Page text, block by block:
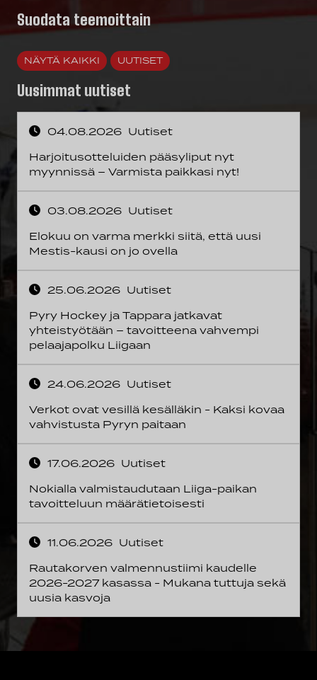
Suodata teemoittain
NÄYTÄ KAIKKI UUTISET
Uusimmat uutiset
04.08.2026 Uutiset
Harjoitusotteluiden pääsyliput nyt
myynnissä – Varmista paikkasi nyt!
03.08.2026 Uutiset
Elokuu on varma merkki siitä, että uusi
Mestis-kausi on jo ovella
25.06.2026 Uutiset
Pyry Hockey ja Tappara jatkavat
yhteistyötään – tavoitteena vahvempi
pelaajapolku Liigaan
24.06.2026 Uutiset
Verkot ovat vesillä kesälläkin - Kaksi kovaa
vahvistusta Pyryn paitaan
17.06.2026 Uutiset
Nokialla valmistaudutaan Liiga-paikan
tavoitteluun määrätietoisesti
11.06.2026 Uutiset
Rautakorven valmennustiimi kaudelle
2026-2027 kasassa - Mukana tuttuja sekä
uusia kasvoja